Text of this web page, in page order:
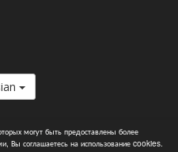
могут быть предоставлены более
Вы соглашаетесь на использование cookies.
Real Estate Group.